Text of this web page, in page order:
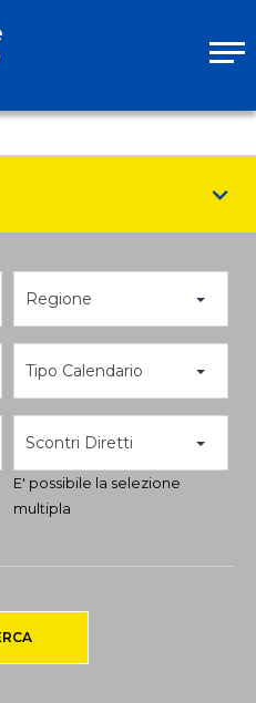
Regione
Tipo Calendario
Scontri Diretti
E' possibile la selezione
multipla